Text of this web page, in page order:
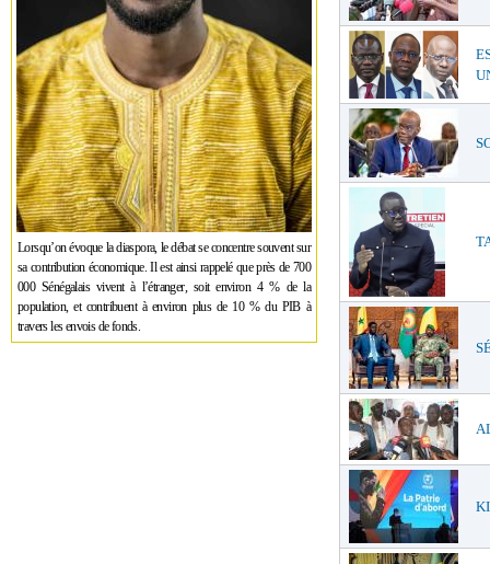
Lorsqu’on évoque la diaspora, le débat se concentre souvent sur
sa contribution économique. Il est ainsi rappelé que près de 700
000 Sénégalais vivent à l’étranger, soit environ 4 % de la
population, et contribuent à environ plus de 10 % du PIB à
travers les envois de fonds.